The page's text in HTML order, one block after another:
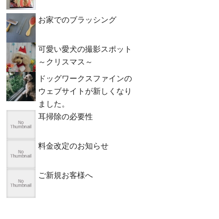
お家でのブラッシング
可愛い愛犬の撮影スポット
～クリスマス～
ドッグワークスファインの
ウェブサイトが新しくなり
ました。
耳掃除の必要性
料金改定のお知らせ
ご新規お客様へ